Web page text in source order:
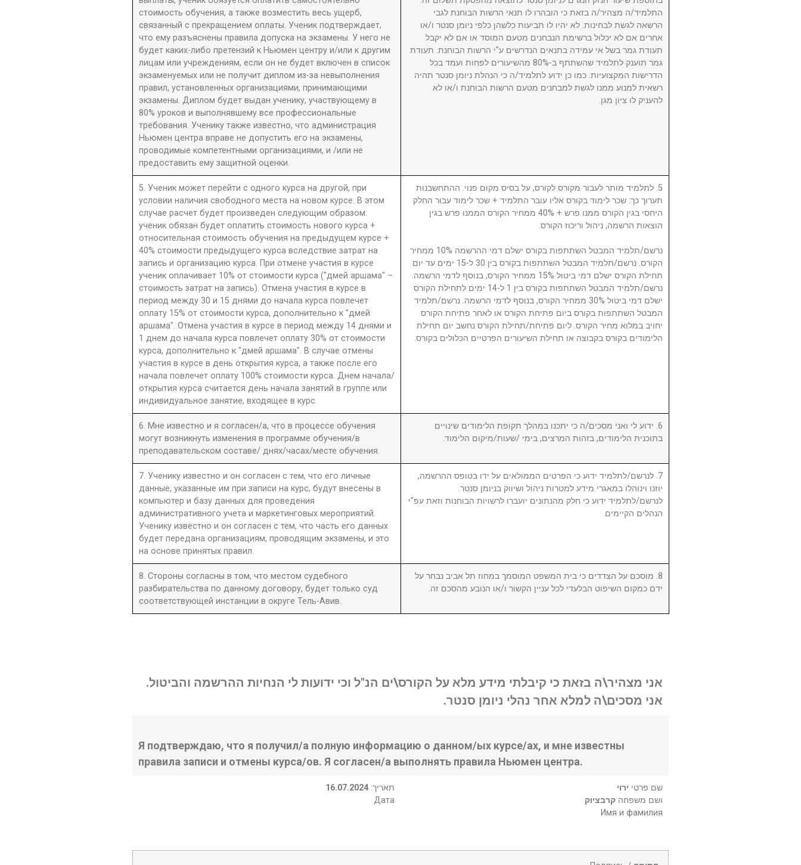
стоимость обучения, а также возместить весь ущерб,
связанный с прекращением оплаты. Ученик подтверждает,
что ему разъяснены правила допуска на экзамены. У него не
будет каких-либо претензий к Ньюмен центру и/или к другим
лицам или учреждениям, если он не будет включен в список
экзаменуемых или не получит диплом из-за невыполнения
правил, установленных организациями, принимающими
экзамены. Диплом будет выдан ученику, участвующему в
80% уроков и выполнявшему все профессиональные
требования. Ученику также известно, что администрация
Ньюмен центра вправе не допустить его на экзамены,
проводимые компетентными организациями, и /или не
предоставить ему защитной оценки.
התלמיד/ה מצהיר/ה בזאת כי הובהרו לו תנאי הרשות הבוחנת לגבי
הרשאה לגשת לבחינות. לא יהיו לו תביעות כלשהן כלפי ניומן סנטר ו/או
אחרים אם לא יכלול ברשימת הנבחנים מטעם המוסד או אם לא יקבל
תעודת גמר בשל אי עמידה בתנאים הנדרשים ע"י הרשות הבוחנת. תעודת
גמר תוענק לתלמיד שהשתתף ב-80% מהשיעורים לפחות ועמד בכל
הדרישות המקצועיות. כמו כן ידוע לתלמיד/ה כי הנהלת ניומן סנטר תהיה
רשאית למנוע ממנו לגשת למבחנים מטעם הרשות הבוחנת ו/או לא
להעניק לו ציון מגן.
5. Ученик может перейти с одного курса на другой, при
условии наличия свободного места на новом курсе. В этом
случае расчет будет произведен следующим образом:
ученик обязан будет оплатить стоимость нового курса +
относительная стоимость обучения на предыдущем курсе +
40% стоимости предыдущего курса вследствие затрат на
запись и организацию курса. При отмене участия в курсе
ученик оплачивает 10% от стоимости курса ("дмей аршама" –
стоимость затрат на запись). Отмена участия в курсе в
период между 30 и 15 днями до начала курса повлечет
оплату 15% от стоимости курса, дополнительно к "дмей
аршама". Отмена участия в курсе в период между 14 днями и
1 днем до начала курса повлечет оплату 30% от стоимости
курса, дополнительно к "дмей аршама". В случае отмены
участия в курсе в день открытия курса, а также после его
начала повлечет оплату 100% стоимости курса. Днем начала/
открытия курса считается день начала занятий в группе или
индивидуальное занятие, входящее в курс.
5. לתלמיד מותר לעבור מקורס לקורס, על בסיס מקום פנוי. ההתחשבנות
תערוך כך: שכר לימוד בקורס אליו עובר התלמיד + שכר לימוד עבור החלק
היחסי בגין הקורס ממנו פרש + 40% ממחיר הקורס הממנו פרש בגין
הוצאות הרשמה, ניהול וריכוז הקורס.
נרשם/תלמיד המבטל השתתפות בקורס ישלם דמי ההרשמה 10% ממחיר
הקורס. נרשם/תלמיד המבטל השתתפות בקורס בין 30 ל-15 ימים עד יום
תחילת הקורס ישלם דמי ביטול 15% ממחיר הקורס, בנוסף לדמי הרשמה.
נרשם/תלמיד המבטל השתתפות בקורס בין 1 ל-14 ימים לתחילת הקורס
ישלם דמי ביטול 30% ממחיר הקורס, בנוסף לדמי הרשמה. נרשם/תלמיד
המבטל השתתפות בקורס ביום פתיחת הקורס או לאחר פתיחת הקורס
יחויב במלוא מחיר הקורס. ליום פתיחת/תחילת הקורס נחשב יום תחילת
הלימודים בקורס בקבוצה או תחילת השיעורים הפרטיים הכלולים בקורס.
6. Мне известно и я согласен/а, что в процессе обучения
могут возникнуть изменения в программе обучения/в
преподавательском составе/ днях/часах/месте обучения.
6. ידוע לי ואני מסכים/ה כי יתכנו במהלך תקופת הלימודים שינויים
בתוכנית הלימודים, בזהות המרצים, בימי /שעות/מיקום הלימוד.
7. Ученику известно и он согласен с тем, что его личные
данные, указанные им при записи на курс, будут внесены в
компьютер и базу данных для проведения
административного учета и маркетинговых мероприятий.
Ученику известно и он согласен с тем, что часть его данных
будет передана организациям, проводящим экзамены, и это
на основе принятых правил.
7. לנרשם/לתלמיד ידוע כי הפרטים הממולאים על ידו בטופס ההרשמה,
יוזנו וינוהלו במאגרי מידע למטרות ניהול ושיווק בניומן סנטר.
לנרשם/לתלמיד ידוע כי חלק מהנתונים יועברו לרשויות הבוחנות וזאת עפ"י
הנהלים הקיימים.
8. Стороны согласны в том, что местом судебного
разбирательства по данному договору, будет только суд
соответствующей инстанции в округе Тель-Авив.
8. מוסכם על הצדדים כי בית המשפט המוסמך במחוז תל אביב נבחר על
ידם כמקום השיפוט הבלעדי לכל עניין הקשור ו/או הנובע מהסכם זה.
אני מצהיר\ה בזאת כי קיבלתי מידע מלא על הקורס\ים הנ"ל וכי ידועות לי הנחיות ההרשמה והביטול.
אני מסכים\ה למלא אחר נהלי ניומן סנטר.
Я подтверждаю, что я получил/а полную информацию о данном/ых курсе/ах, и мне известны
правила записи и отмены курса/ов. Я согласен/а выполнять правила Ньюмен центра.
16.07.2024 :תאריך
Дата
שם פרטי ירוי
ושם משפחהקרבציוק
Имя и фамилия